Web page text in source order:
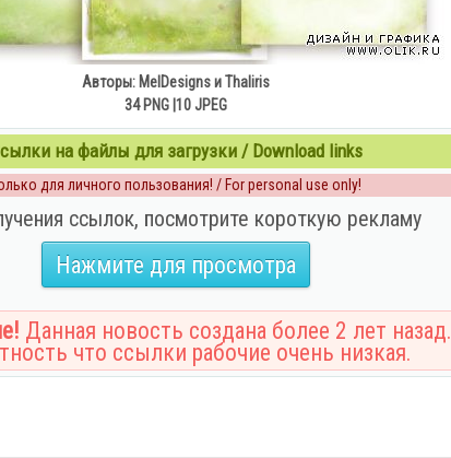
Авторы: MelDesigns и Thaliris
34 PNG |10 JPEG
на файлы для загрузки / Download links
для личного пользования! / For personal use only!
ссылок, посмотрите короткую рекламу
Нажмите для просмотра
Данная новость создана более 2 лет назад.
что ссылки рабочие очень низкая.